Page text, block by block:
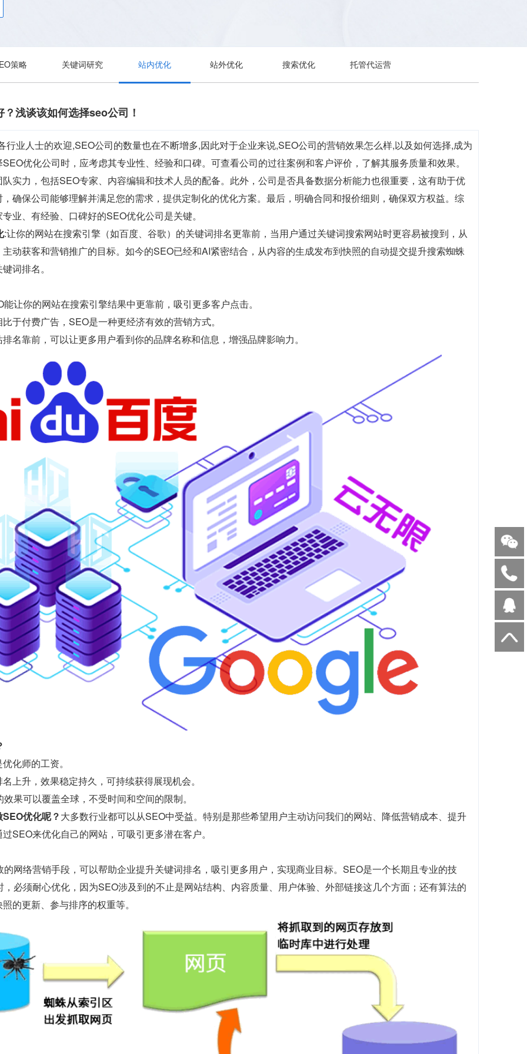
策略 关键词研究 站内优化 站外优化 搜索优化 托管代运营
浅谈该如何选择seo公司！
行业人士的欢迎,SEO公司的数量也在不断增多,因此对于企业来说,SEO公司的营销效果怎么样,以及如何选择,成为
优化公司时，应考虑其专业性、经验和口碑。可查看公司的过往案例和客户评价，了解其服务质量和效果。
实力，包括SEO专家、内容编辑和技术人员的配备。此外，公司是否具备数据分析能力也很重要，这有助于优
确保公司能够理解并满足您的需求，提供定制化的优化方案。最后，明确合同和报价细则，确保双方权益。综
业、有经验、口碑好的SEO优化公司是关键。
:让你的网站在搜索引擎（如百度、谷歌）的关键词排名更靠前，当用户通过关键词搜索网站时更容易被搜到，从
动获客和营销推广的目标。如今的SEO已经和AI紧密结合，从内容的生成发布到快照的自动提交提升搜索蜘蛛
词排名。
能让你的网站在搜索引擎结果中更靠前，吸引更多客户点击。
比于付费广告，SEO是一种更经济有效的营销方式。
名靠前，可以让更多用户看到你的品牌名称和信息，增强品牌影响力。
化师的工资。
上升，效果稳定持久，可持续获得展现机会。
效果可以覆盖全球，不受时间和空间的限制。
优化呢？大多数行业都可以从SEO中受益。特别是那些希望用户主动访问我们的网站、降低营销成本、提升
SEO来优化自己的网站，可吸引更多潜在客户。
网络营销手段，可以帮助企业提升关键词排名，吸引更多用户，实现商业目标。SEO是一个长期且专业的技
必须耐心优化，因为SEO涉及到的不止是网站结构、内容质量、用户体验、外部链接这几个方面；还有算法的
的更新、参与排序的权重等。